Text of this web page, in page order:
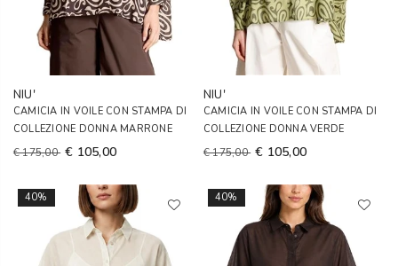
NIU'
CAMICIA IN VOILE CON STAMPA DI
COLLEZIONE DONNA MARRONE
€ 175,00 € 105,00
NIU'
CAMICIA IN VOILE CON STAMPA DI
COLLEZIONE DONNA VERDE
€ 175,00 € 105,00
40% 40%